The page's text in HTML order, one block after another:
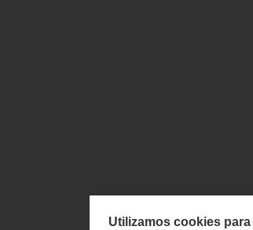
Utilizamos cookies